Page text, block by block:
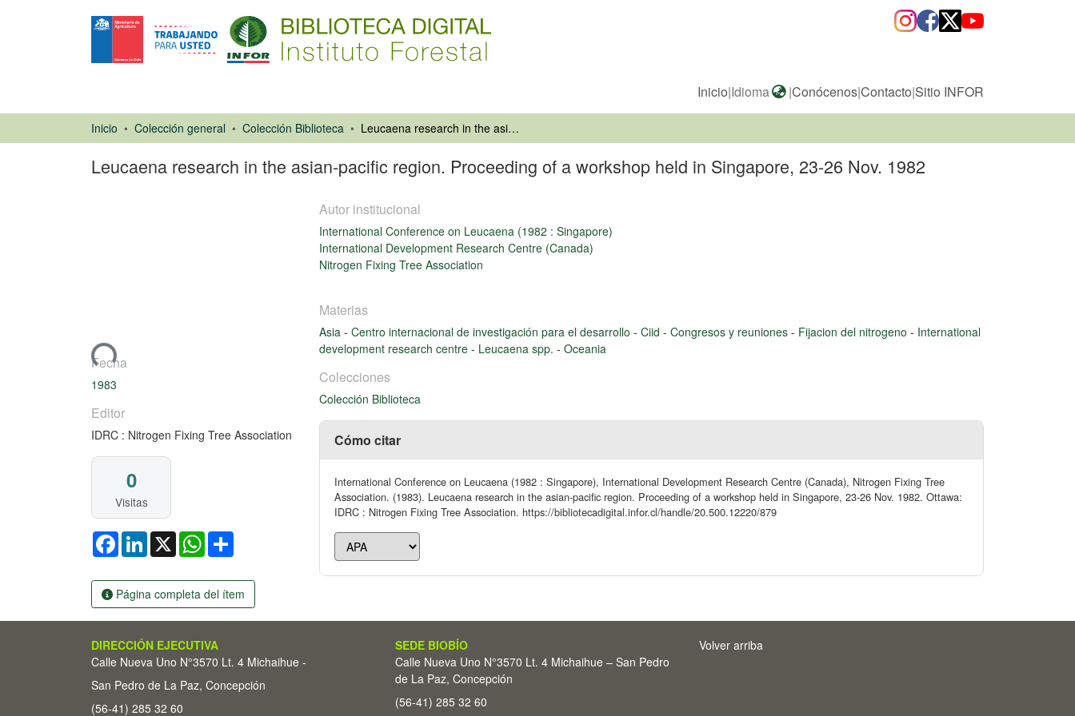
Inicio|Idioma |Conócenos|Contacto|Sitio INFOR
Inicio Colección general Colección Biblioteca Leucaena research in the asian-pacific region. Proceeding of a workshop held in Singapore, 23-26 Nov. 1982
Leucaena research in the asian-pacific region. Proceeding of a workshop held in Singapore, 23-26 Nov. 1982
Cargando...
Fecha
1983
Editor
IDRC : Nitrogen Fixing Tree Association
0
Visitas
FacebookLinkedIn
X WhatsApp
Página completa del ítem
Autor institucional
International Conference on Leucaena (1982 : Singapore)
International Development Research Centre (Canada)
Nitrogen Fixing Tree Association
Materias
Asia - Centro internacional de investigación para el desarrollo - Ciid - Congresos y reuniones - Fijacion del nitrogeno - International
development research centre - Leucaena spp. - Oceania
Colecciones
Colección Biblioteca
Cómo citar
International Conference on Leucaena (1982 : Singapore), International Development Research Centre (Canada), Nitrogen Fixing Tree
Association. (1983). Leucaena research in the asian-pacific region. Proceeding of a workshop held in Singapore, 23-26 Nov. 1982. Ottawa:
IDRC : Nitrogen Fixing Tree Association. https://bibliotecadigital.infor.cl/handle/20.500.12220/879
DIRECCIÓN EJECUTIVA
Calle Nueva Uno N°3570 Lt. 4 Michaihue -
San Pedro de La Paz, Concepción
(56-41) 285 32 60
SEDE BIOBÍO
Calle Nueva Uno N°3570 Lt. 4 Michaihue – San Pedro
de La Paz, Concepción
(56-41) 285 32 60
Volver arriba